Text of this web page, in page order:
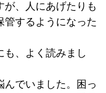
が、人にあげたりも
管するようになった
も、よく読みまし
んでいました。困っ